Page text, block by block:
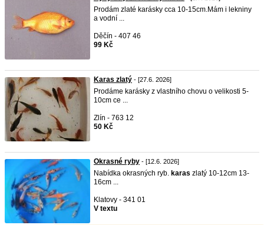
Prodám zlaté karásky cca 10-15cm.Mám i lekniny
a vodní ...
Děčín - 407 46
99 Kč
Karas zlatý - [27.6. 2026]
Prodáme karásky z vlastního chovu o velikosti 5-
10cm ce ...
Zlín - 763 12
50 Kč
Okrasné ryby - [12.6. 2026]
Nabídka okrasných ryb. karas zlatý 10-12cm 13-
16cm ...
Klatovy - 341 01
V textu